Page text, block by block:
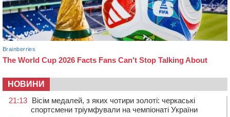
НОВИНИ
21:13 Вісім медалей, з яких чотири золоті: черкаські
спортсмени тріумфували на чемпіонаті України